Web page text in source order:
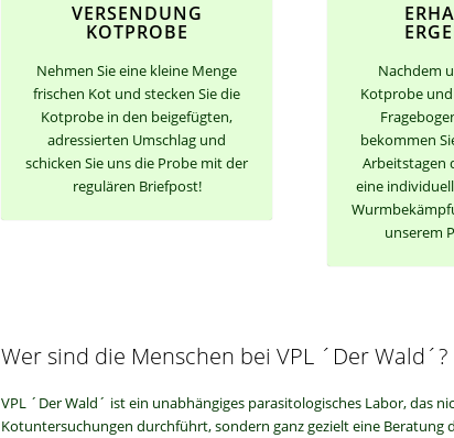
VERSENDUNG
KOTPROBE
Nehmen Sie eine kleine Menge
frischen Kot und stecken Sie die
Kotprobe in den beigefügten,
adressierten Umschlag und
schicken Sie uns die Probe mit der
regulären Briefpost!
Nachdem
Kotprobe
bekommen
Arbeitstagen
eine
unserem
Wer sind die Menschen bei VPL ´Der Wald´?
VPL ´Der Wald´ ist ein unabhängiges parasitologisches Labor, das
Kotuntersuchungen durchführt, sondern ganz gezielt eine Beratung